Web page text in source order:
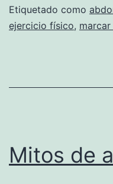
Etiquetado como
ejercicio físico,
Mitos de